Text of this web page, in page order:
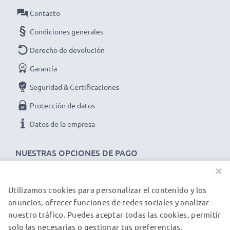
✔ Indicador LED para un control preciso del estado de
carga de las baterías
✔ Voltaje de entrada flexible 12V / 24V para un uso
universal
Especificaciones técnicas cargador mechero coche
Comfort 1020:
Conector 1: Mini USB
NUESTRAS OPCIONES DE PAGO
Contacto
Condiciones generales
Derecho de devolución
Garantía
Seguridad & Certificaciones
Protección de datos
Datos de la empresa
NUESTROS PARTNERS DE ENVÍO
×
Utilizamos cookies para personalizar el contenido y los
anuncios, ofrecer funciones de redes sociales y analizar
nuestro tráfico. Puedes aceptar todas las cookies, permitir
solo las necesarias o gestionar tus preferencias.